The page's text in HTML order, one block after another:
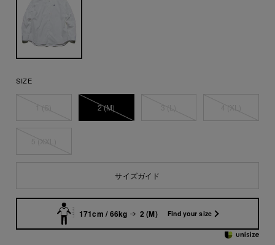
SIZE
2 (M)
サイズガイド
171cm / 66kg 2 (M) Find your size